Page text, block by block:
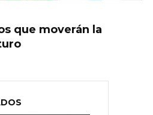
que moverán la